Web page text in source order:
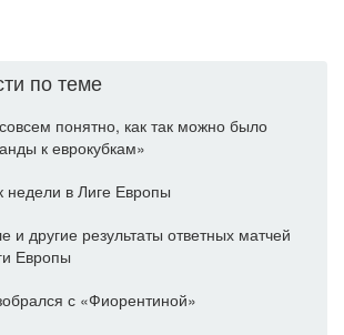
по теме
понятно, как так можно было
к еврокубкам»
в Лиге Европы
и другие результаты ответных матчей
Европы
с «Фиорентиной»